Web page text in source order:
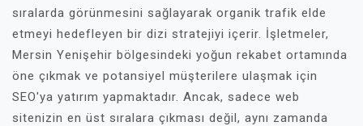
sıralarda görünmesini sağlayarak organik trafik elde
etmeyi hedefleyen bir dizi stratejiyi içerir. İşletmeler,
Mersin Yenişehir bölgesindeki yoğun rekabet ortamında
öne çıkmak ve potansiyel müşterilere ulaşmak için
SEO'ya yatırım yapmaktadır. Ancak, sadece web
sitenizin en üst sıralara çıkması değil, aynı zamanda